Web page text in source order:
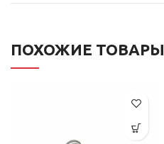
ПОХОЖИЕ ТОВАРЫ